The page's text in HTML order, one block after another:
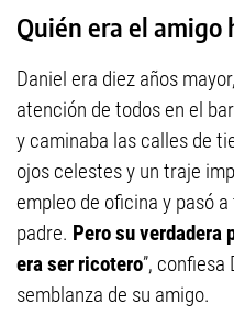
Quién era el amigo
Daniel era diez años
atención de todos en el
y caminaba las calles de
ojos celestes y un traje
empleo de oficina y pasó
padre. Pero su verdadera
era ser ricotero”, confiesa
semblanza de su amigo.